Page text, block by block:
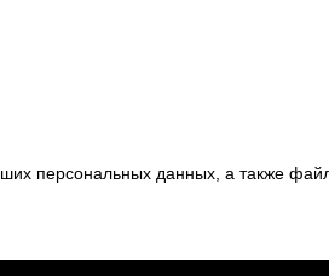
персональных данных, а также